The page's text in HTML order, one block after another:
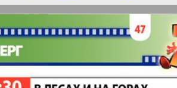
и нажмите на нее:
5
все Город 511